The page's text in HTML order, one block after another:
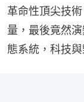
革命性頂尖技
量，最後竟然
態系統，科技